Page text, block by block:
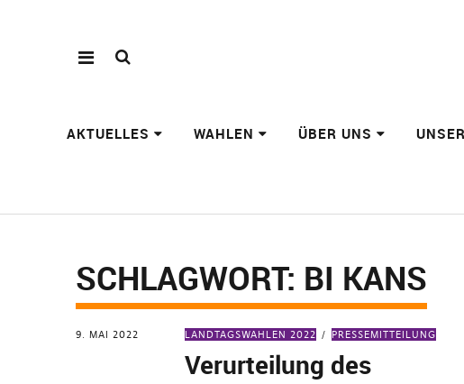
AKTUELLES WAHLEN ÜBER UNS
SCHLAGWORT: BI KANS
9. MAI 2022 LANDTAGSWAHLEN 2022 PRESSEMITTEILUNG
Verurteilung des